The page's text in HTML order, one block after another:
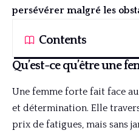
persévérer malgré les
Contents
Qu’est-ce qu’être une
Une femme forte fait face
et détermination. Elle
prix de fatigues, mais sans